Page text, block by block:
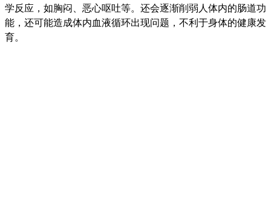
学反应，如胸闷、恶心呕吐等。还会逐渐削弱人体内的肠道功
能，还可能造成体内血液循环出现问题，不利于身体的健康发
育。